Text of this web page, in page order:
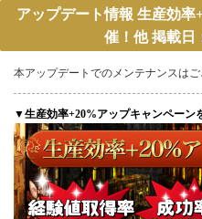
アップデート情報 生産効率
催！他 掲載日
本アップデートでのメンテナンスはご
▼生産効率+20%アップキャンペーン